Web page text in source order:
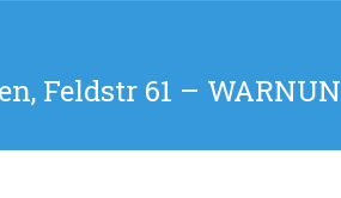
Feldstr 61 –